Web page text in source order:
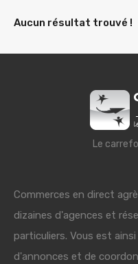
Aucun résultat trouvé !
Le
Commerces en direct
dizaines d'agences et
particuliers. Vous est
d'annonces et de